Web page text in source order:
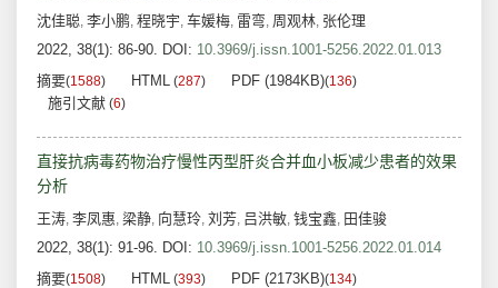
沈佳聪, 李小鹏, 程晓宇, 车媛梅, 雷弯, 周观林, 张伦理
2022, 38(1): 86-90. DOI: 10.3969/j.issn.1001-5256.2022.01.013
摘要(1588) HTML (287) PDF (1984KB)(136)
施引文献 (6)
直接抗病毒药物治疗慢性丙型肝炎合并血小板减少患者的效果
分析
王涛, 李凤惠, 梁静, 向慧玲, 刘芳, 吕洪敏, 钱宝鑫, 田佳骏
2022, 38(1): 91-96. DOI: 10.3969/j.issn.1001-5256.2022.01.014
摘要(1508) HTML (393) PDF (2173KB)(134)